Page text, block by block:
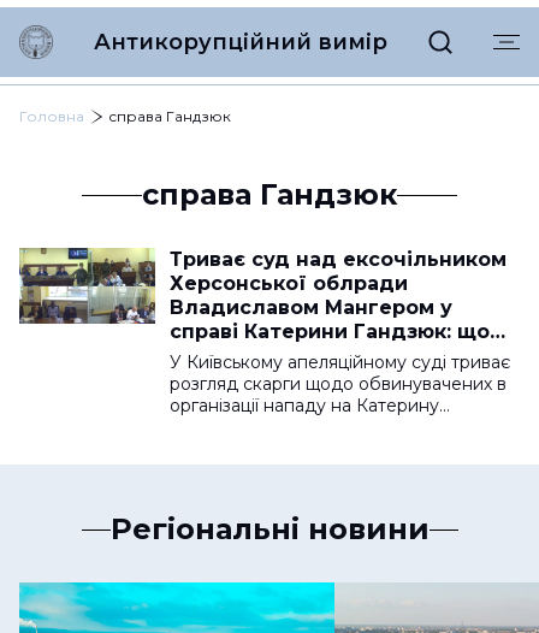
Антикорупційний вимір
Головна справа Гандзюк
справа Гандзюк
Триває суд над ексочільником
Херсонської облради
Владиславом Мангером у
справі Катерини Гандзюк: що
відомо про апеляцію
У Київському апеляційному суді триває
розгляд скарги щодо обвинувачених в
організації нападу на Катерину…
Регіональні новини